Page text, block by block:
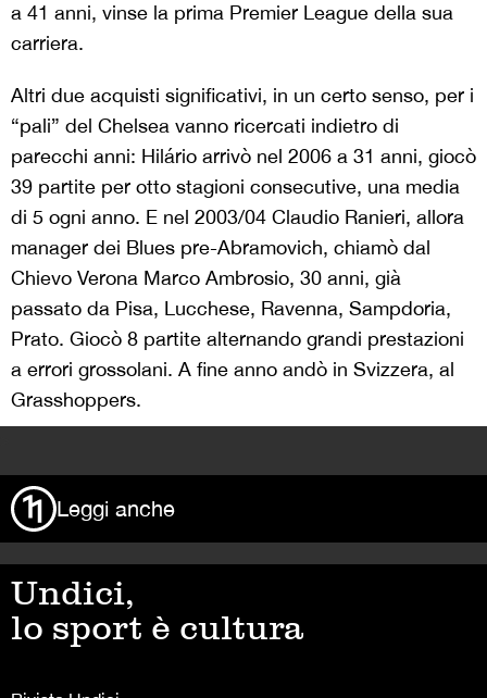
a 41 anni, vinse la prima Premier League della sua
carriera.
Altri due acquisti significativi, in un certo senso, per i
“pali” del Chelsea vanno ricercati indietro di
parecchi anni: Hilário arrivò nel 2006 a 31 anni, giocò
39 partite per otto stagioni consecutive, una media
di 5 ogni anno. E nel 2003/04 Claudio Ranieri, allora
manager dei Blues pre-Abramovich, chiamò dal
Chievo Verona Marco Ambrosio, 30 anni, già
passato da Pisa, Lucchese, Ravenna, Sampdoria,
Prato. Giocò 8 partite alternando grandi prestazioni
a errori grossolani. A fine anno andò in Svizzera, al
Grasshoppers.
Leggi anche
Undici,
lo sport è cultura